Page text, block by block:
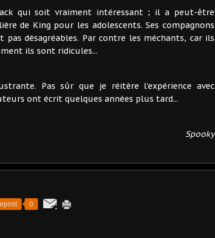
qui soit vraiment intéressant ; il a peut-être
de King pour les adolescents. Ses compagnons
désagréables. Par contre les méchants, car ils
ils sont ridicules...
Pas sûr que je réitère l'expérience avec
ont écrit quelques années plus tard...
Spooky
0